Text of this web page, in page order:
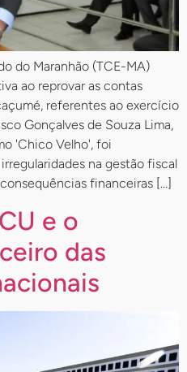
do Maranhão (TCE-MA)
ao reprovar as contas
referentes ao exercício
Gonçalves de Souza Lima,
'Chico Velho', foi
na gestão fiscal
financeiras […]
e o
das